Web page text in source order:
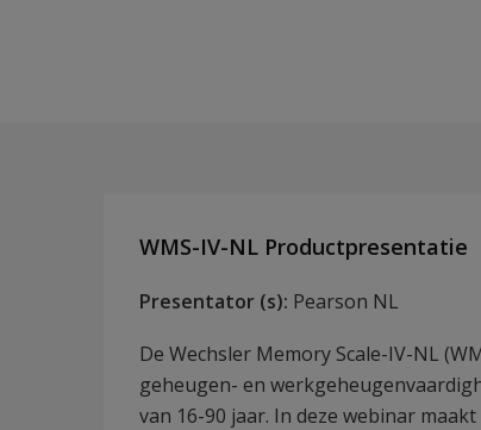
WMS-IV-NL Productpresentatie
Presentator (s): Pearson NL
De Wechsler Memory Scale-IV-NL
geheugen- en
van 16-90 jaar. In deze webinar